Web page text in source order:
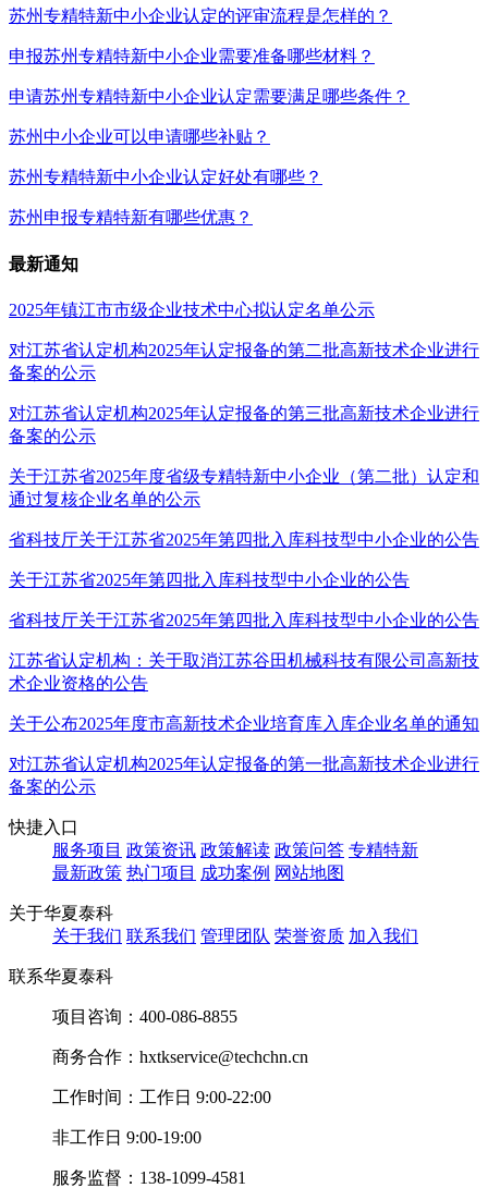
苏州专精特新中小企业认定的评审流程是怎样的？
申报苏州专精特新中小企业需要准备哪些材料？
申请苏州专精特新中小企业认定需要满足哪些条件？
苏州中小企业可以申请哪些补贴？
苏州专精特新中小企业认定好处有哪些？
苏州申报专精特新有哪些优惠？
最新通知
2025年镇江市市级企业技术中心拟认定名单公示
对江苏省认定机构2025年认定报备的第二批高新技术企业进行
备案的公示
对江苏省认定机构2025年认定报备的第三批高新技术企业进行
备案的公示
关于江苏省2025年度省级专精特新中小企业（第二批）认定和
通过复核企业名单的公示
省科技厅关于江苏省2025年第四批入库科技型中小企业的公告
关于江苏省2025年第四批入库科技型中小企业的公告
省科技厅关于江苏省2025年第四批入库科技型中小企业的公告
江苏省认定机构：关于取消江苏谷田机械科技有限公司高新技
术企业资格的公告
关于公布2025年度市高新技术企业培育库入库企业名单的通知
对江苏省认定机构2025年认定报备的第一批高新技术企业进行
备案的公示
快捷入口
服务项目 政策资讯 政策解读 政策问答 专精特新
最新政策 热门项目 成功案例 网站地图
关于华夏泰科
关于我们 联系我们 管理团队 荣誉资质 加入我们
联系华夏泰科
项目咨询： 400-086-8855
商务合作： hxtkservice@techchn.cn
工作时间： 工作日 9:00-22:00
非工作日 9:00-19:00
服务监督： 138-1099-4581